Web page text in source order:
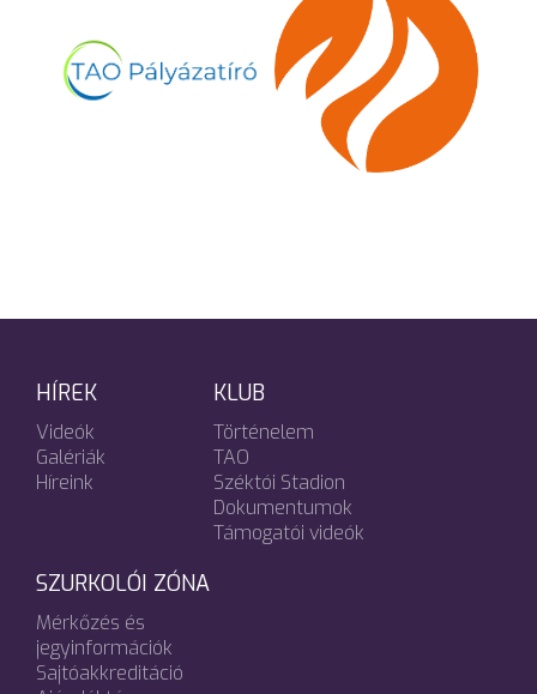
HÍREK
Videók
Galériák
Híreink
KLUB
Történelem
TAO
Széktói Stadion
Dokumentumok
Támogatói videók
SZURKOLÓI ZÓNA
Mérkőzés és
jegyinformációk
Sajtóakkreditáció